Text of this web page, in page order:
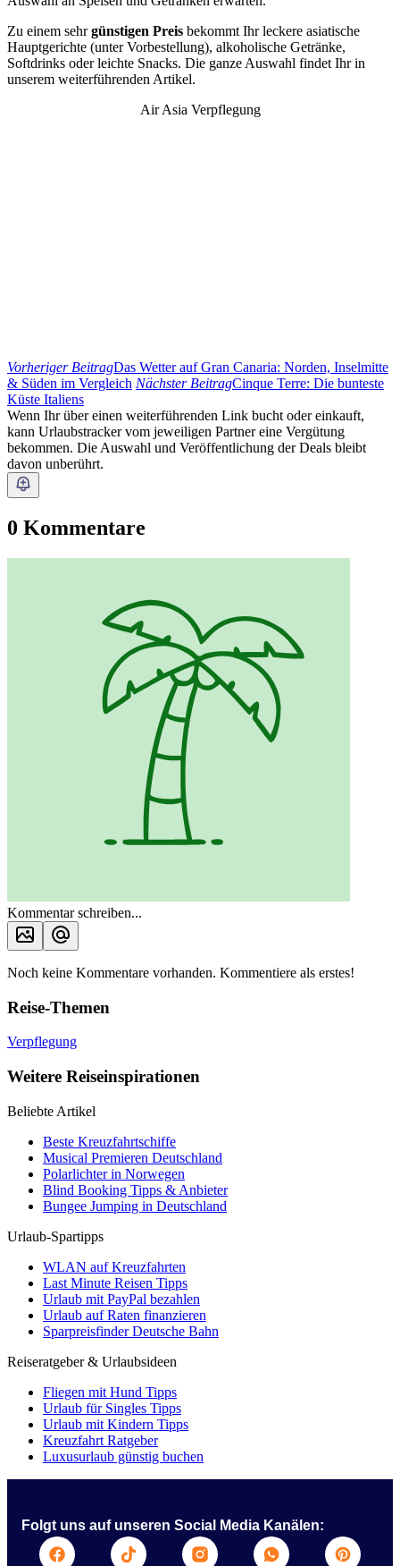
Zu einem sehrgünstigen Preis bekommt Ihr leckere asiatische
Hauptgerichte (unter Vorbestellung), alkoholische Getränke,
Softdrinks oder leichte Snacks. Die ganze Auswahl findet Ihr in
unserem weiterführenden Artikel.
Air Asia Verpflegung
Vorheriger BeitragDas Wetter auf Gran Canaria: Norden, Inselmitte
& Süden im Vergleich Nächster BeitragCinque Terre: Die bunteste
Küste Italiens
Wenn Ihr über einen weiterführenden Link bucht oder einkauft,
kann Urlaubstracker vom jeweiligen Partner eine Vergütung
bekommen. Die Auswahl und Veröffentlichung der Deals bleibt
davon unberührt.
0 Kommentare
Kommentar schreiben...
Noch keine Kommentare vorhanden. Kommentiere als erstes!
Reise-Themen
Verpflegung
Weitere Reiseinspirationen
Beliebte Artikel
Beste Kreuzfahrtschiffe
Musical Premieren Deutschland
Polarlichter in Norwegen
Blind Booking Tipps & Anbieter
Bungee Jumping in Deutschland
Urlaub-Spartipps
WLAN auf Kreuzfahrten
Last Minute Reisen Tipps
Urlaub mit PayPal bezahlen
Urlaub auf Raten finanzieren
Sparpreisfinder Deutsche Bahn
Reiseratgeber & Urlaubsideen
Fliegen mit Hund Tipps
Urlaub für Singles Tipps
Urlaub mit Kindern Tipps
Kreuzfahrt Ratgeber
Luxusurlaub günstig buchen